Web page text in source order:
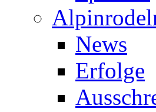
News
Erfolge